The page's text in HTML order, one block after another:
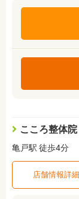
こころ整体
亀戸駅 徒歩4分
店舗情報詳